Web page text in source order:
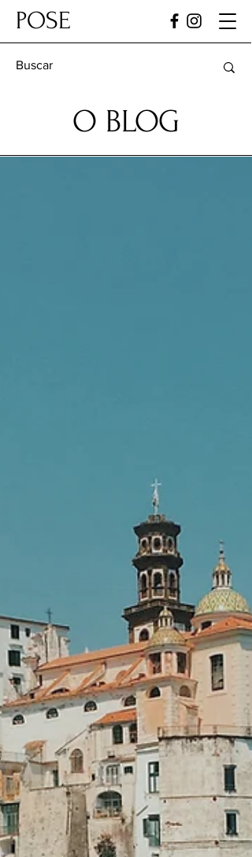
POSE
O BLOG